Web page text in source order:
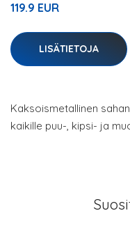
119.9 EUR
LISÄTIETOJA
Kaksoismetallinen
kaikille puu-, kipsi- ja